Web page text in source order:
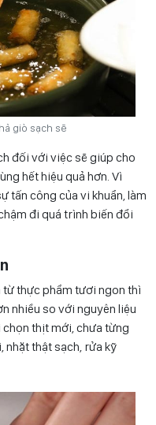
giò sạch sẽ
đối với việc sẽ giúp cho
hết hiệu quả hơn. Vì
tấn công của vi khuẩn, làm
đi quá trình biến đổi
từ thực phẩm tươi ngon thì
nhiều so với nguyên liệu
chọn thịt mới, chưa từng
nhặt thật sạch, rửa kỹ